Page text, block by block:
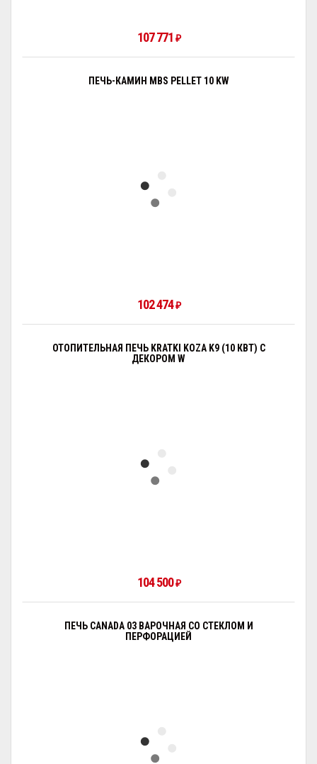
107 771 ₽
ПЕЧЬ-КАМИН MBS PELLET 10 KW
102 474₽
ОТОПИТЕЛЬНАЯ ПЕЧЬ KRATKI KOZA K9 (10 КВТ) С
ДЕКОРОМ W
104 500₽
ПЕЧЬ CANADA 03 ВАРОЧНАЯ СО СТЕКЛОМ И
ПЕРФОРАЦИЕЙ